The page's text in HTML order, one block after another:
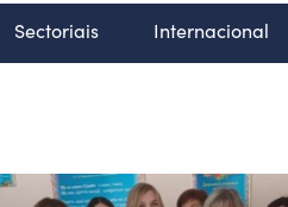
Sectoriais Internacional